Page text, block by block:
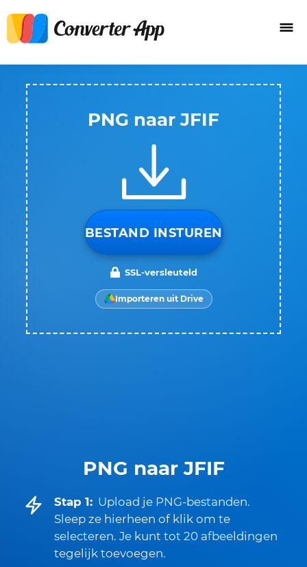
PNG naar JFIF
Stap 1: Upload je PNG-bestanden.
Sleep ze hierheen of klik om te
selecteren. Je kunt tot 20 afbeeldingen
tegelijk toevoegen.
PNG naar JFIF
BESTAND INSTUREN
SSL-versleuteld
Importeren uit Drive